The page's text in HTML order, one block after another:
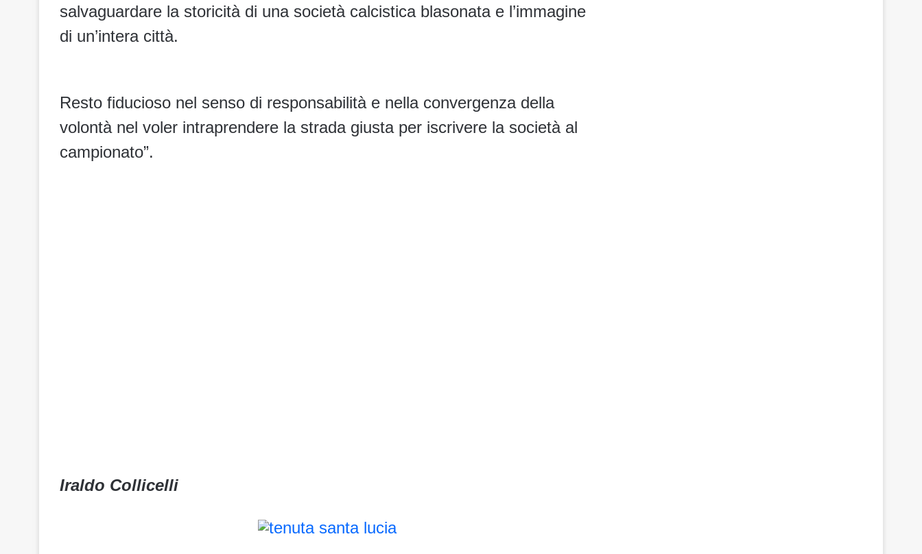
salvaguardare la storicità di una società calcistica blasonata e l’immagine
di un’intera città.
Resto fiducioso nel senso di responsabilità e nella convergenza della
volontà nel voler intraprendere la strada giusta per iscrivere la società al
campionato”.
Iraldo Collicelli